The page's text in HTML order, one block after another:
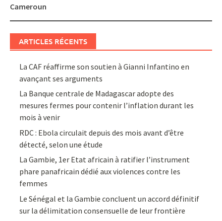
Cameroun
ARTICLES RÉCENTS
La CAF réaffirme son soutien à Gianni Infantino en
avançant ses arguments
La Banque centrale de Madagascar adopte des
mesures fermes pour contenir l’inflation durant les
mois à venir
RDC : Ebola circulait depuis des mois avant d’être
détecté, selon une étude
La Gambie, 1er Etat africain à ratifier l’instrument
phare panafricain dédié aux violences contre les
femmes
Le Sénégal et la Gambie concluent un accord définitif
sur la délimitation consensuelle de leur frontière